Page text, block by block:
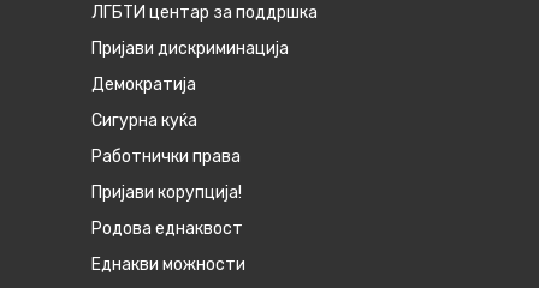
ЛГБТИ центар за поддршка
Пријави дискриминација
Демократија
Сигурна куќа
Работнички права
Пријави корупција!
Родова еднаквост
Eднакви можности